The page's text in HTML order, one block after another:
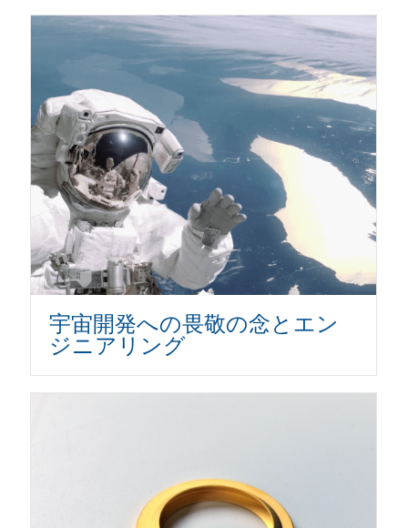
宇宙開発への畏敬の念とエン
ジニアリング